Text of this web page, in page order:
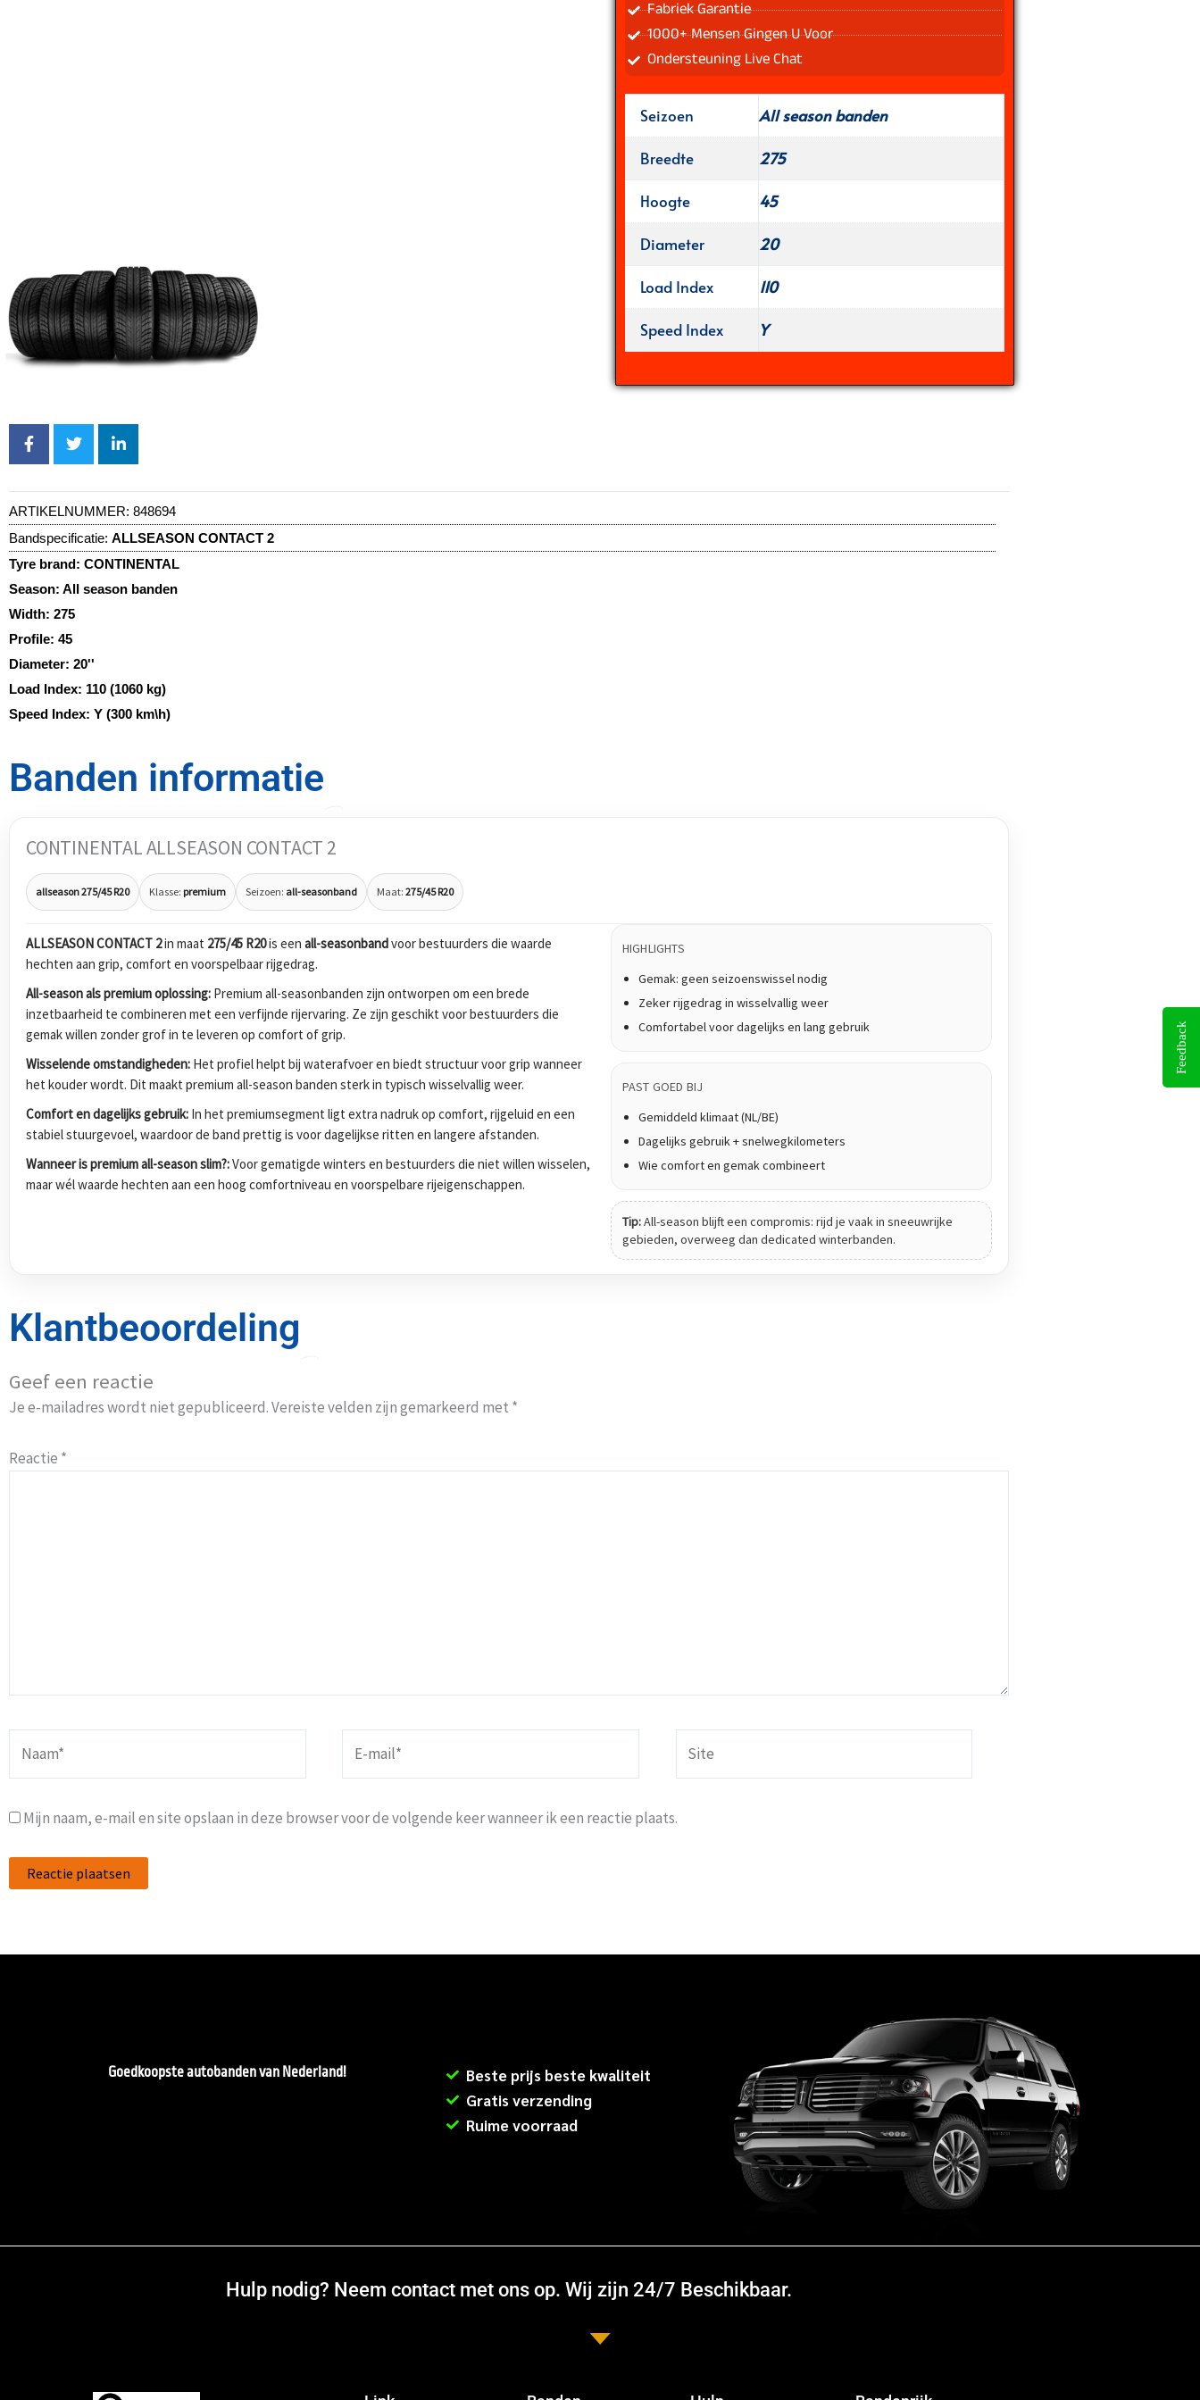
Fabriek Garantie
1000+ Mensen Gingen U Voor
Ondersteuning Live Chat
Seizoen
All season banden
Breedte
275
Hoogte
45
Diameter
20
Load Index
110
Speed Index
Y
ARTIKELNUMMER: 848694
Bandspecificatie: ALLSEASON CONTACT 2
Tyre brand: CONTINENTAL
Season: All season banden
Width: 275
Profile: 45
Diameter: 20''
Load Index: 110 (1060 kg)
Speed Index: Y (300 km\h)
Banden informatie
CONTINENTAL ALLSEASON CONTACT 2
allseason 275/45 R20 Klasse: premium Seizoen: all-seasonband Maat: 275/45 R20
ALLSEASON CONTACT 2in maat 275/45 R20is een all-seasonbandvoor bestuurders die waarde
hechten aan grip, comfort en voorspelbaar rijgedrag.
All-season als premium oplossing: Premium all-seasonbanden zijn ontworpen om een brede
inzetbaarheid te combineren met een verfijnde rijervaring. Ze zijn geschikt voor bestuurders die
gemak willen zonder grof in te leveren op comfort of grip.
Wisselende omstandigheden: Het profiel helpt bij waterafvoer en biedt structuur voor grip wanneer
het kouder wordt. Dit maakt premium all-season banden sterk in typisch wisselvallig weer.
Comfort en dagelijks gebruik: In het premiumsegment ligt extra nadruk op comfort, rijgeluid en een
stabiel stuurgevoel, waardoor de band prettig is voor dagelijkse ritten en langere afstanden.
Wanneer is premium all-season slim?:Voor gematigde winters en bestuurders die niet willen wisselen,
maar wél waarde hechten aan een hoog comfortniveau en voorspelbare rijeigenschappen.
HIGHLIGHTS
Gemak: geen seizoenswissel nodig
Zeker rijgedrag in wisselvallig weer
Comfortabel voor dagelijks en lang gebruik
PAST GOED BIJ
Gemiddeld klimaat (NL/BE)
Dagelijks gebruik + snelwegkilometers
Wie comfort en gemak combineert
Tip:All-season blijft een compromis: rijd je vaak in sneeuwrijke
gebieden, overweeg dan dedicated winterbanden.
Klantbeoordeling
Geef een reactie
Je e-mailadres wordt niet gepubliceerd.Vereiste velden zijn gemarkeerd met *
Reactie *
mail*
Mijn naam, e-mail en site opslaan in deze browser voor de volgende keer wanneer ik een reactie plaats.
Goedkoopste autobanden van Nederland!
Beste prijs beste kwaliteit
Gratis verzending
Ruime voorraad
Hulp nodig? Neem contact met ons op. Wij zijn 24/7 Beschikbaar.
Feedback